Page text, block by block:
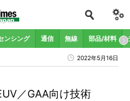
ンシング 通信 無線 部品/材料
2022年5月16日
／GAA向け技術